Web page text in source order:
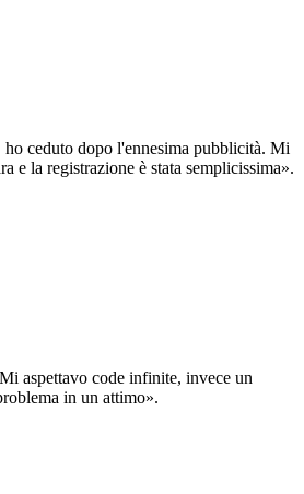
ceduto dopo l'ennesima pubblicità. Mi
e la registrazione è stata semplicissima».
aspettavo code infinite, invece un
in un attimo».